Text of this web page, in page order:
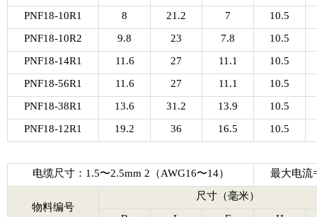
PNF18-10R1
8 21.2 7
10.5
PNF18-10R2
9.8 23 7.8
10.5
PNF18-14R1
11.6 27 11.1
10.5
PNF18-56R1
11.6 27 11.1
10.5
PNF18-38R1
13.6 31.2 13.9
10.5
PNF18-12R1
19.2 36 16.5 10.5
电缆尺寸：1.5〜2.5mm 2（AWG16〜14） 最大电流
物料编号
尺寸（毫米）